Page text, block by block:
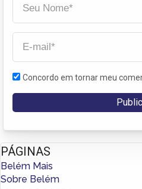
Concordo em tornar meu
PÁGINAS
Belém Mais
Sobre Belém